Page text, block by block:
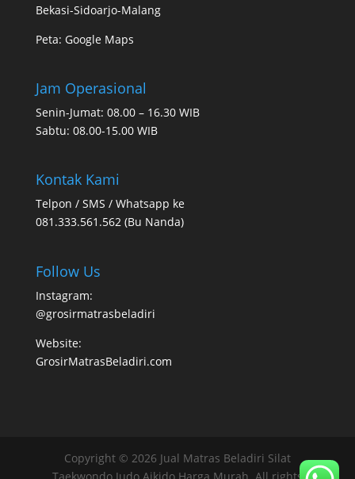
Bekasi-Sidoarjo-Malang
Peta: Google Maps
Jam Operasional
Senin-Jumat: 08.00 – 16.30 WIB
Sabtu: 08.00-15.00 WIB
Kontak Kami
Telpon / SMS / Whatsapp ke
081.333.561.562 (Bu Nanda)
Follow Us
Instagram:
@grosirmatrasbeladiri
Website:
GrosirMatrasBeladiri.com
Copyright © 2026 Jual Matras Beladiri Silat